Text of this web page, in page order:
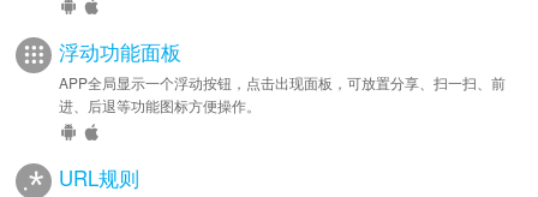
浮动功能面板
APP全局显示一个浮动按钮，点击出现面板，可放置分享、扫一扫、前
进、后退等功能图标方便操作。
URL规则